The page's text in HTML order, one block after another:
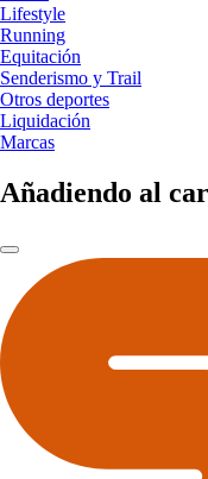
Lifestyle
Running
Equitación
Senderismo y Trail
Otros deportes
Liquidación
Marcas
Añadiendo al